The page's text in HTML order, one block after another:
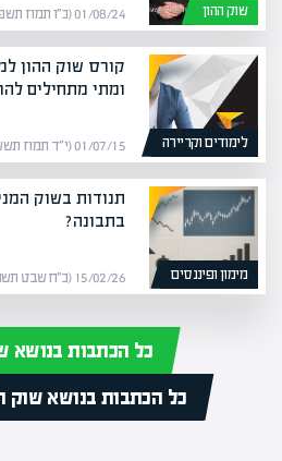
שוק ההון 01/08/24 (כ״ו תמוז תשפ״ד) | מערכת אפיק
לימודים וקריירה
קורס שוק ההון
ומתי מתחילים
01/07/15 (י״ד תמוז תשע״ה) | מערכת אפיק
מימון ופיננסים
תנודות בשוק
בתבונה?
15/02/26 (כ״ח שבט תשפ״ו) | מערכת אפיק
כל הכתבות בנושא
כל הכתבות בנושא שוק